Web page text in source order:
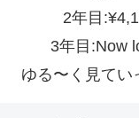
2年目
3年目:Now
ゆる〜く見てい